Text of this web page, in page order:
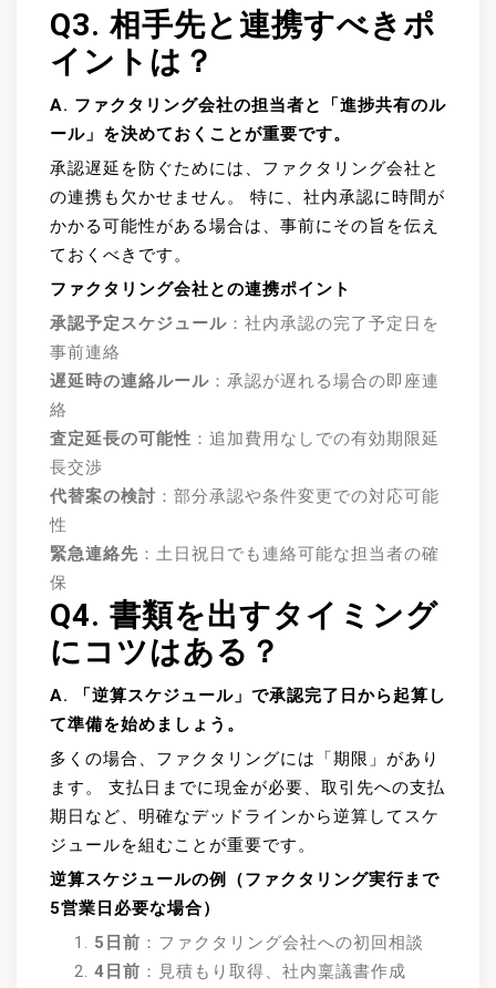
Q3. 相手先と連携すべきポ
イントは？
A. ファクタリング会社の担当者と「進捗共有のル
ール」を決めておくことが重要です。
承認遅延を防ぐためには、ファクタリング会社と
の連携も欠かせません。 特に、社内承認に時間が
かかる可能性がある場合は、事前にその旨を伝え
ておくべきです。
ファクタリング会社との連携ポイント
承認予定スケジュール ：社内承認の完了予定日を
事前連絡
遅延時の連絡ルール ：承認が遅れる場合の即座連
絡
査定延長の可能性 ：追加費用なしでの有効期限延
長交渉
代替案の検討 ：部分承認や条件変更での対応可能
性
緊急連絡先 ：土日祝日でも連絡可能な担当者の確
保
Q4. 書類を出すタイミング
にコツはある？
A. 「逆算スケジュール」で承認完了日から起算し
て準備を始めましょう。
多くの場合、ファクタリングには「期限」があり
ます。 支払日までに現金が必要、取引先への支払
期日など、明確なデッドラインから逆算してスケ
ジュールを組むことが重要です。
逆算スケジュールの例（ファクタリング実行まで
5営業日必要な場合）
5日前 ：ファクタリング会社への初回相談
4日前 ：見積もり取得、社内稟議書作成